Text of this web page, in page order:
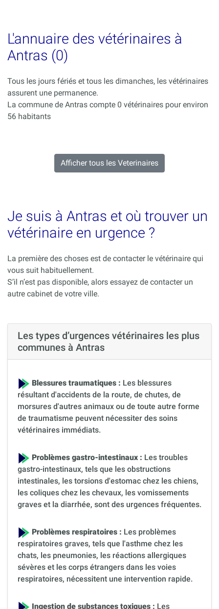
L'annuaire des vétérinaires à
Antras (0)
Tous les jours fériés et tous les dimanches, les vétérinaires
assurent une permanence.
La commune de Antras compte 0 vétérinaires pour environ
56 habitants
Afficher tous les Veterinaires
Je suis à Antras et où trouver un
vétérinaire en urgence ?
La première des choses est de contacter le vétérinaire qui
vous suit habituellement.
S’il n’est pas disponible, alors essayez de contacter un
autre cabinet de votre ville.
Les types d’urgences vétérinaires les plus
communes à Antras
Blessures traumatiques : Les blessures
résultant d'accidents de la route, de chutes, de
morsures d'autres animaux ou de toute autre forme
de traumatisme peuvent nécessiter des soins
vétérinaires immédiats.
Problèmes gastro-intestinaux : Les troubles
gastro-intestinaux, tels que les obstructions
intestinales, les torsions d'estomac chez les chiens,
les coliques chez les chevaux, les vomissements
graves et la diarrhée, sont des urgences fréquentes.
Problèmes respiratoires : Les problèmes
respiratoires graves, tels que l'asthme chez les
chats, les pneumonies, les réactions allergiques
sévères et les corps étrangers dans les voies
respiratoires, nécessitent une intervention rapide.
Ingestion de substances toxiques : Les